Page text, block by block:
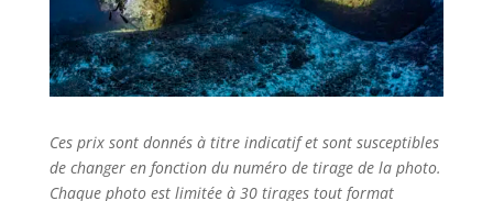
Ces prix sont donnés à titre indicatif et sont susceptibles
de changer en fonction du numéro de tirage de la photo.
Chaque photo est limitée à 30 tirages tout format